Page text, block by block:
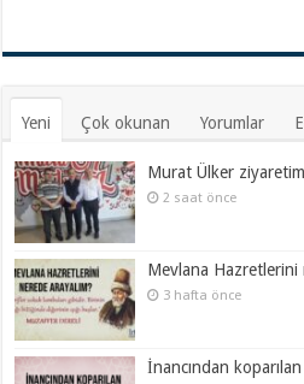
Yeni Çok okunan Yorumlar
Murat Ülker
2 saat önce
Mevlana Hazretlerini
3 hafta önce
İnancından